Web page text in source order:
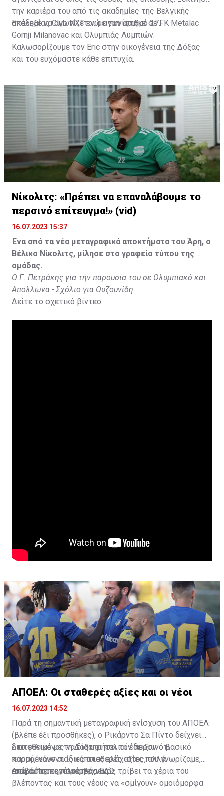
την καριέρα του από τις ακαδημίες της Βελγικής
ακαδημίας Club NXT ενώ αγωνίστηκε σε FK Metalac
Gornji Milanovac και Ολυμπιάς Λυμπιών.
Επέλεξε να αγωνίζεται με τον αριθμό 27.
Καλωσορίζουμε τον Eric στην οικογένεια της Δόξας
και του ευχόμαστε κάθε επιτυχία.
Νίκολιτς: «Πρέπει να επαναλάβουμε το
περσινό επίτευγμα!» (vid)
16.07.2023 15:37
Ένα από τα νέα μεταγραφικά αποκτήματα του Άρη, ο
Βέλικο Νίκολιτς, μίλησε στο γραφείο τύπου της
ομάδας.
Ο Γ. Πετράκης για την παρουσία του σε Ολυμπιακό και
Απόλλωνα - Σχόλιο για Ουζουνίδη
Δείτε το σχετικό βίντεο:
ΑΠΟΕΛ: Οι σταθερές αξίες και οι νέοι
16.07.2023 14:52
Παρά τη σημαντική μεταγραφική ενίσχυση του ΑΠΟΕΛ
(βλέπε έξι προσθήκες), ο Ρικάρντο Σα Πίντο δείχνει
διατεθειμένος να διατηρήσει τον περσινό βασικό
κορμό, κάνοντας κάποιες ελάχιστες, αλλά
απαραίτητες παρεμβάσεις.
Στο φιλικό με τη Δόξα οι παλιοί έδειξαν ότι
παραμένουν οι ίδιες σταθερές αξίες που γνωρίζαμε,
ενώ ο Πορτογάλος τεχνικός τρίβει τα χέρια του
βλέποντας και τους νέους να «σμίγουν» ομοιόμορφα
Διαβάστε περισσότεραΕΔΩ.